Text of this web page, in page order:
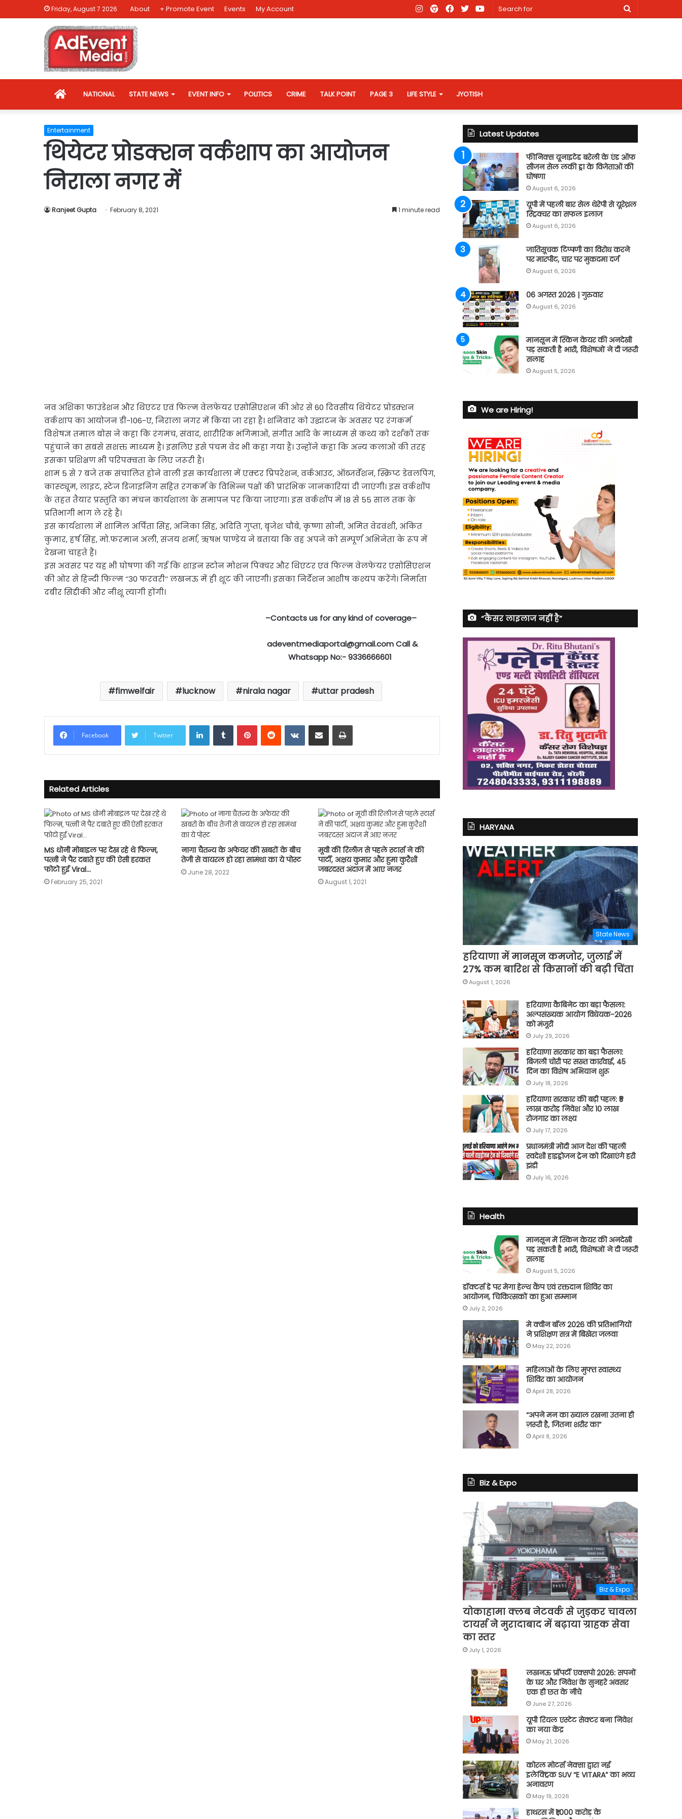
Friday, August 7 2026 About + Promote Event Events My Account
Search
Youtube
X
Facebook
AD
Instagram
HOMENATIONAL STATE NEWS EVENT INFO POLITICS CRIME TALK POINT PAGE 3 LIFE STYLE JYOTISH
Entertainment
थियेटर प्रोडक्शन वर्कशाप का आयोजन
निराला नगर में
Ranjeet Gupta February 8, 2021 1 minute read
नव अंशिका फाउंडेशन और थिएटर एवं फिल्म वेलफेयर एसोसिएशन की ओर से 60 दिवसीय थियेटर प्रोडक्शन
वर्कशाप का आयोजन डी-106-ए, निराला नगर में किया जा रहा है। शनिवार को उद्घाटन के अवसर पर रंगकर्म
विशेषज्ञ तमाल बोस ने कहा कि रंगमंच, संवाद, शारीरिक भंगिमाओं, संगीत आदि के माध्यम से कथ्य को दर्शकों तक
पहुंचाने का सबसे सशक्त माध्यम है। इसलिए इसे पंचम वेद भी कहा गया है। उन्होंने कहा कि अन्य कलाओं की तरह
इसका प्रशिक्षण भी परिपक्वता के लिए जरूरी है।
शाम 5 से 7 बजे तक संचालित होने वाली इस कार्यशाला में एक्टर प्रिपरेशन, वर्कआउट, ऑब्जर्वेशन, स्क्रिप्ट डेवलपिंग,
कास्ट्यूम, लाइट, स्टेज डिजाइनिंग सहित रंगकर्म के विभिन्न पक्षों की प्रारंभिक जानकारियां दी जाएंगी। इस वर्कशॉप
के तहत तैयार प्रस्तुति का मंचन कार्यशाला के समापन पर किया जाएगा। इस वर्कशॉप में 18 से 55 साल तक के
प्रतिभागी भाग ले रहे हैं।
इस कार्यशाला में शामिल अर्पिता सिंह, अनिका सिंह, अदिति गुप्ता, बृजेश चौबे, कृष्णा सोनी, अमित वेदवंशी, अंकित
कुमार, हर्ष सिंह, मो.फरमान अली, संजय शर्मा, ऋषभ पाण्डेय ने बताया कि वह अपने को सम्पूर्ण अभिनेता के रूप में
देखना चाहते हैं।
इस अवसर पर यह भी घोषणा की गई कि शाइन स्टोन मोशन पिक्चर और थिएटर एवं फिल्म वेलफेयर एसोसिएशन
की ओर से हिन्दी फिल्म ‘’30 फरवरी’’ लखनऊ में ही शूट की जाएगी। इसका निर्देशन आशीष कश्यप करेंगे। निर्माता
दबीर सिद्दीकी और नीशू त्यागी होंगी।
–Contacts us for any kind of coverage–
adeventmediaportal@gmail.com Call &
Whatsapp No:- 9336666601
fimwelfair lucknow nirala nagar uttar pradesh
Facebook Twitter
LinkedInTumblrPinterestReddit VKontakte
Share via Email Print
Related Articles
MS धोनी मोबाइल पर देख रहे थे फिल्म,
पत्नी ने पैर दबाते हुए की ऐसी हरकत
फोटो हुई Viral…
February 25, 2021
नागा चैतन्य के अफेयर की खबरों के बीच
तेजी से वायरल हो रहा सामंथा का ये पोस्ट
June 28, 2022
मूवी की रिलीज से पहले स्टार्स ने की
पार्टी, अक्षय कुमार और हुमा कुरैशी
जबरदस्त अंदाज में आए नजर
August 1, 2021
Latest Updates
फीनिक्स यूनाइटेड बरेली के एंड ऑफ
सीजन सेल लकी ड्रा के विजेताओं की
घोषणा
August 6, 2026
यूपी में पहली बार सेल थेरेपी से यूरेथ्रल
स्ट्रिक्चर का सफल इलाज
August 6, 2026
जातिसूचक टिप्पणी का विरोध करने
पर मारपीट, चार पर मुकदमा दर्ज
August 6, 2026
06 अगस्त 2026 | गुरुवार
August 6, 2026
मानसून में स्किन केयर की अनदेखी
पड़ सकती है भारी, विशेषज्ञों ने दी जरूरी
सलाह
August 5, 2026
We are Hiring!
“कैंसर लाइलाज नहीं है”
HARYANA
State News
हरियाणा में मानसून कमजोर, जुलाई में
27% कम बारिश से किसानों की बढ़ी चिंता
August 1, 2026
हरियाणा कैबिनेट का बड़ा फैसला:
अल्पसंख्यक आयोग विधेयक-2026
को मंजूरी
July 29, 2026
हरियाणा सरकार का बड़ा फैसला:
बिजली चोरी पर सख्त कार्रवाई, 45
दिन का विशेष अभियान शुरू
July 18, 2026
हरियाणा सरकार की बड़ी पहल: ₹5
लाख करोड़ निवेश और 10 लाख
रोजगार का लक्ष्य
July 17, 2026
प्रधानमंत्री मोदी आज देश की पहली
स्वदेशी हाइड्रोजन ट्रेन को दिखाएंगे हरी
झंडी
July 16, 2026
Health
मानसून में स्किन केयर की अनदेखी
पड़ सकती है भारी, विशेषज्ञों ने दी जरूरी
सलाह
August 5, 2026
डॉक्टर्स डे पर मेगा हेल्थ कैंप एवं रक्तदान शिविर का
आयोजन, चिकित्सकों का हुआ सम्मान
July 2, 2026
मे क्वीन बॉल 2026 की प्रतिभागियों
ने प्रशिक्षण सत्र में बिखेरा जलवा
May 22, 2026
महिलाओं के लिए मुफ्त स्वास्थ्य
शिविर का आयोजन
April 28, 2026
“अपने मन का ख्याल रखना उतना ही
ज़रूरी है, जितना शरीर का”
April 8, 2026
Biz & Expo
Biz & Expo
योकाहामा क्लब नेटवर्क से जुड़कर चावला
टायर्स ने मुरादाबाद में बढ़ाया ग्राहक सेवा
का स्तर
July 1, 2026
लखनऊ प्रॉपर्टी एक्सपो 2026: सपनों
के घर और निवेश के सुनहरे अवसर
एक ही छत के नीचे
June 27, 2026
यूपी रियल एस्टेट सेक्टर बना निवेश
का नया केंद्र
May 21, 2026
कोरल मोटर्स नेक्सा द्वारा नई
इलेक्ट्रिक SUV “E VITARA” का भव्य
अनावरण
May 19, 2026
हाथरस में ₹1,000 करोड़ के